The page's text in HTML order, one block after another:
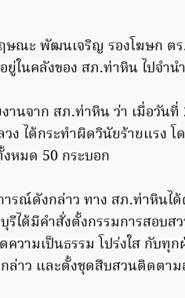
ณะ พัฒนเจริญ รองโฆษก ตร
ยู่ในคลังของ สภ.ท่าหิน ไปจ
งานจาก สภ.ท่าหิน ว่า เมื่อวั
วง ได้กระทำผิดวินัยร้ายแรง
หมด 50 กระบอก
ารณ์ดังกล่าว ทาง สภ.ท่าหินไ
รีได้มีคำสั่งตั้งกรรมการสอบส
ดความเป็นธรรม โปร่งใส กับ
ล่าว และตั้งชุดสืบสวนติดตาม